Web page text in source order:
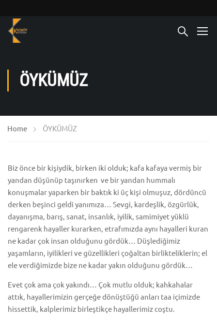
ÖYKÜMÜZ
Home ÖYKÜMÜZ
Biz önce bir kişiydik, birken iki olduk; kafa kafaya vermiş bir
yandan düşünüp taşınırken ve bir yandan hummalı
konuşmalar yaparken bir baktık ki üç kişi olmuşuz, dördüncü
derken beşinci geldi yanımıza… Sevgi, kardeşlik, özgürlük,
dayanışma, barış, sanat, insanlık, iyilik, samimiyet yüklü
rengarenk hayaller kurarken, etrafımızda aynı hayalleri kuran
ne kadar çok insan olduğunu gördük… Düşlediğimiz
yaşamların, iyilikleri ve güzellikleri çoğaltan birlikteliklerin; el
ele verdiğimizde bize ne kadar yakın olduğunu gördük…
Evet çok ama çok yakındı… Çok mutlu olduk; kahkahalar
attık, hayallerimizin gerçeğe dönüştüğü anları taa içimizde
hissettik, kalplerimiz birleştikçe hayallerimiz coştu.